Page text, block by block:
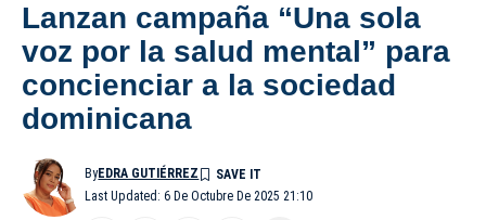
Lanzan campaña “Una sola
voz por la salud mental” para
concienciar a la sociedad
dominicana
Last Updated: 6 De Octubre De 2025 21:10
ByEDRA GUTIÉRREZ